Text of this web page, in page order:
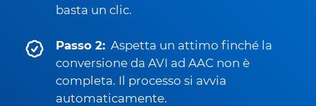
basta un clic.
Passo 2: Aspetta un attimo finché la
conversione da AVI ad AAC non è
completa. Il processo si avvia
automaticamente.